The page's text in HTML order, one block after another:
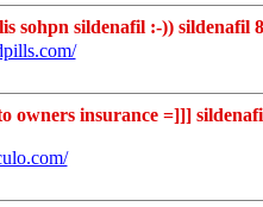
sohpn sildenafil :-)) sildenafil
owners insurance =]]]